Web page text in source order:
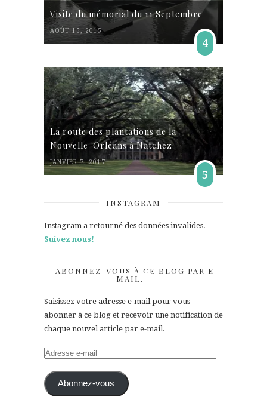
Visite du mémorial du 11 Septembre
AOÛT 15, 2015
4
La route des plantations de la
Nouvelle-Orléans à Natchez
JANVIER 7, 2017
5
INSTAGRAM
Instagram a retourné des données invalides.
Suivez nous!
ABONNEZ-VOUS À CE BLOG PAR E-
MAIL.
Saisissez votre adresse e-mail pour vous
abonner à ce blog et recevoir une notification de
chaque nouvel article par e-mail.
Adresse
mail Abonnez-vous